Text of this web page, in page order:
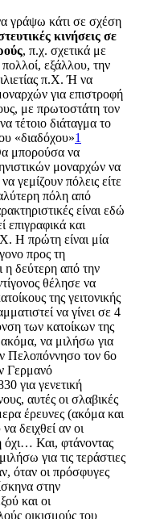
γράψω κάτι σε σχέση
κινήσεις σε
, π.χ. σχετικά με
εξάλλου, την
π.Χ. Ή να
για επιστροφή
με πρωτοστάτη τον
τέτοιο διάταγμα το
«διαδόχου»1
μπορούσα να
μοναρχών να
γεμίζουν πόλεις είτε
πόλη από
είναι εδώ
επιγραφικά και
Η πρώτη είναι μία
προς τη
η δεύτερη από την
θέλησε να
της γειτονικής
να γίνει σε 4
των κατοίκων της
να μιλήσω για
Πελοπόννησο τον 6ο
Γερμανό
για γενετική
αυτές οι σλαβικές
έρευνες (ακόμα και
δειχθεί αν οι
όχι… Και, φτάνοντας
μιλήσω για τις τεράστιες
όταν οι πρόσφυγες
στην
και οι
οικισμούς του